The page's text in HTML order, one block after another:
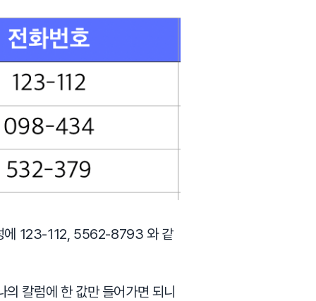
에 123-112, 5562-8793 와 같
칼럼에 한 값만 들어가면 되니